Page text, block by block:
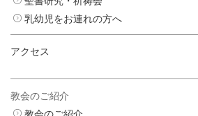
乳幼児をお連れの方へ
アクセス
教会のご紹介
教会のご紹介